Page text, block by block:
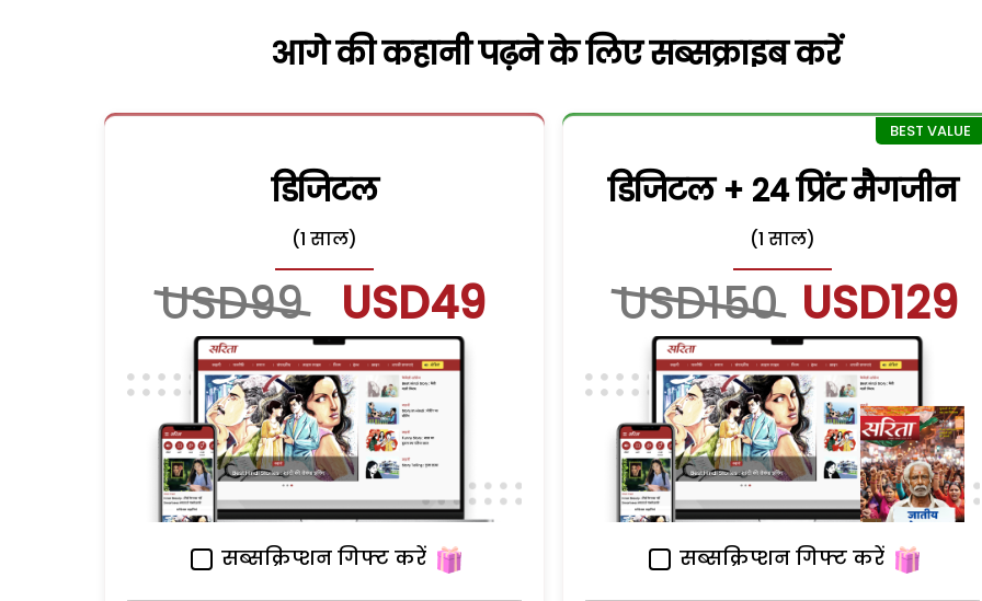
आगे की कहानी पढ़ने के लिए सब्सक्राइब करें
डिजिटल
(1 साल)
USD99 USD49
सब्सक्रिप्शन गिफ्ट करें
डिजिटल + 24 प्रिंट मैगजीन
(1 साल)
USD150 USD129
सब्सक्रिप्शन गिफ्ट करें